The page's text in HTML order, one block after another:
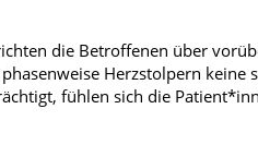
die Betroffenen über
Herzstolpern
fühlen sich die